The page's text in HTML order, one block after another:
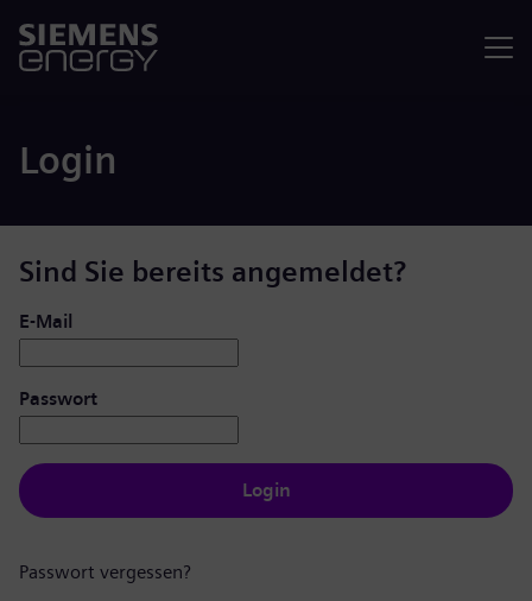
Login
Sind Sie bereits angemeldet?
Login: Benutzer und Passwort
E-Mail
Passwort
Login
Passwort vergessen?